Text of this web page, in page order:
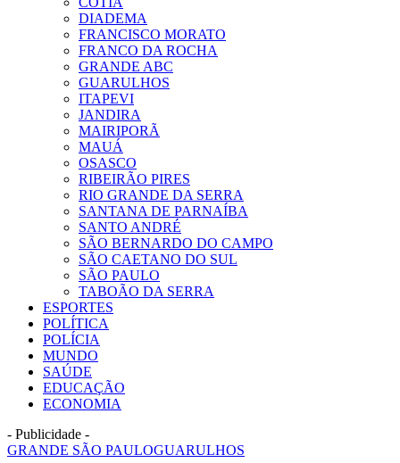
DIADEMA
FRANCISCO MORATO
FRANCO DA ROCHA
GRANDE ABC
GUARULHOS
ITAPEVI
JANDIRA
MAIRIPORÃ
MAUÁ
OSASCO
RIBEIRÃO PIRES
RIO GRANDE DA SERRA
SANTANA DE PARNAÍBA
SANTO ANDRÉ
SÃO BERNARDO DO CAMPO
SÃO CAETANO DO SUL
SÃO PAULO
TABOÃO DA SERRA
ESPORTES
POLÍTICA
POLÍCIA
MUNDO
SAÚDE
EDUCAÇÃO
ECONOMIA
- Publicidade -
GRANDE SÃO PAULOGUARULHOS